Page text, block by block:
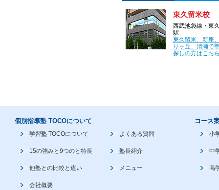
東久留米校
西武池袋線・東
駅
東久留米、新座
りヶ丘、清瀬で
探しの方はこち
個別指導塾 TOCOについて
学習塾 TOCOについて
15の強みと9つのと特長
他塾との比較と違い
会社概要
よくある質問
塾長紹介
メニュー
コース
小
中
高